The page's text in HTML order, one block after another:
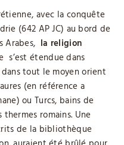
avec la conquête
(642 AP JC) au bord de
Arabes, la religion
s’est étendue dans
tout le moyen orient
(en référence a
ou Turcs, bains de
romains. Une
de la bibliothèque